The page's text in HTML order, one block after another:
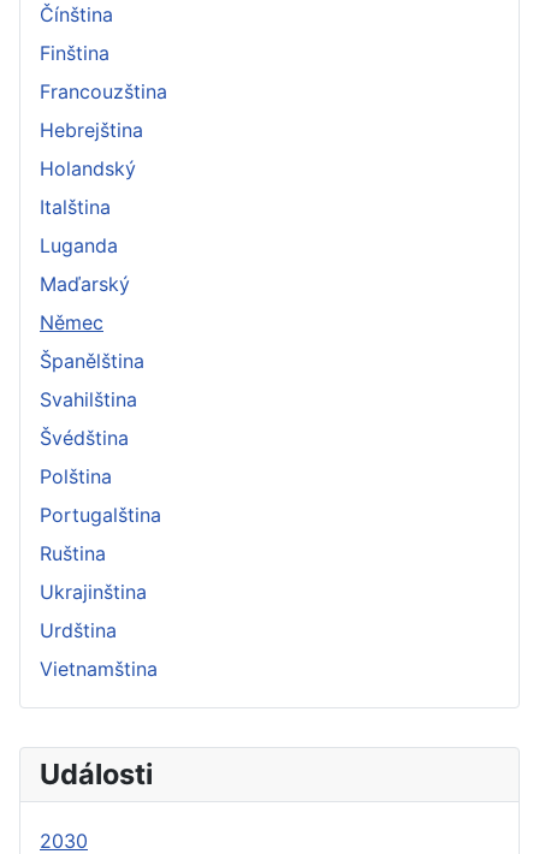
Události
2030
Čínština
Finština
Francouzština
Hebrejština
Holandský
Italština
Luganda
Maďarský
Němec
Španělština
Svahilština
Švédština
Polština
Portugalština
Ruština
Ukrajinština
Urdština
Vietnamština